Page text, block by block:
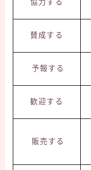
協力する
賛成する
予報する
歓迎する
販売する